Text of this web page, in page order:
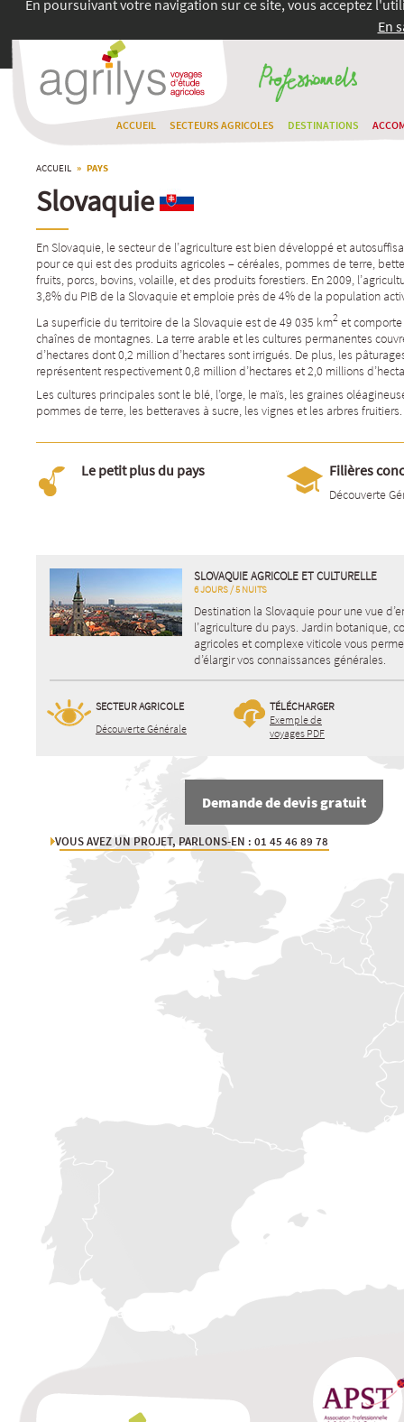
En poursuivant votre navigation sur ce site, vous acceptez
En
ACCUEIL SECTEURS AGRICOLES DESTINATIONS
ACCUEIL » PAYS
Slovaquie
En Slovaquie, le secteur de l’agriculture est bien développé et
pour ce qui est des produits agricoles – céréales, pommes de terre,
fruits, porcs, bovins, volaille, et des produits forestiers. En 2009,
3,8% du PIB de la Slovaquie et emploie près de 4% de la population
La superficie du territoire de la Slovaquie est de 49 035 km2 et
chaînes de montagnes. La terre arable et les cultures permanentes
d’hectares dont 0,2 million d’hectares sont irrigués. De plus, les
représentent respectivement 0,8 million d’hectares et 2,0 millions
Les cultures principales sont le blé, l’orge, le maïs, les graines
pommes de terre, les betteraves à sucre, les vignes et les arbres fruitiers.
Le petit plus du pays Filières
Découverte
SLOVAQUIE AGRICOLE ET CULTURELLE
6 JOURS / 5 NUITS
Destination la Slovaquie pour une vue
l’agriculture du pays. Jardin botanique,
agricoles et complexe viticole vous
d’élargir vos connaissances générales.
SECTEUR AGRICOLE
Découverte Générale
TÉLÉCHARGER
Exemple de
voyages PDF
Demande de devis gratuit
VOUS AVEZ UN PROJET, PARLONS-EN : 01 45 46 89 78